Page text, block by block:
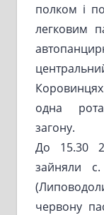
полком і
легковим
одна
загону.
До 15.30
зайняли
червону